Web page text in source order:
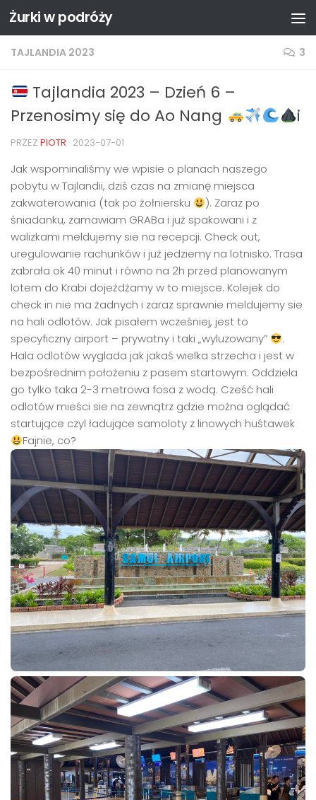
Przejdź do treści
Żurki w podróży
TAJLANDIA 2023 3
Tajlandia 2023 – Dzień 6 –
Przenosimy się do Ao Nang
i
PRZEZ PIOTR · 2023-07-01
Jak wspominaliśmy we wpisie o planach naszego
pobytu w Tajlandii, dziś czas na zmianę miejsca
zakwaterowania (tak po żołniersku
). Zaraz po
śniadanku, zamawiam GRABa i już spakowani i z
walizkami meldujemy sie na recepcji. Check out,
uregulowanie rachunków i już jedziemy na lotnisko. Trasa
zabrała ok 40 minut i równo na 2h przed planowanym
lotem do Krabi dojeżdżamy w to miejsce. Kolejek do
check in nie ma żadnych i zaraz sprawnie meldujemy sie
na hali odlotów. Jak pisałem wcześniej, jest to
specyficzny airport – prywatny i taki „wyluzowany”
.
Hala odlotów wyglada jak jakaś wielka strzecha i jest w
bezpośrednim położeniu z pasem startowym. Oddziela
go tylko taka 2-3 metrowa fosa z wodą. Cześć hali
odlotów mieści sie na zewnątrz gdzie można oglądać
startujące czyl ładujące samoloty z linowych huśtawek
Fajnie, co?